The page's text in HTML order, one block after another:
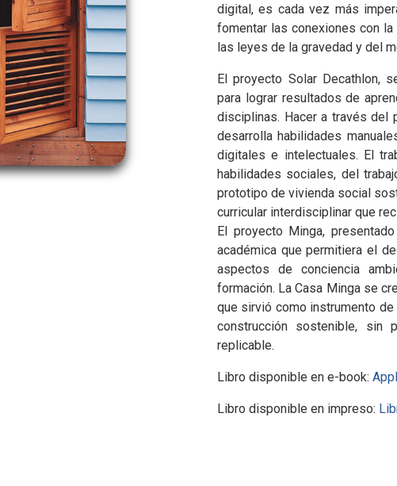
digital, es cada vez más
fomentar las conexiones con
las leyes de la gravedad y del
El proyecto Solar Decathlon,
para lograr resultados de
disciplinas. Hacer a través del
desarrolla habilidades
digitales e intelectuales. El
habilidades sociales, del
prototipo de vivienda social
curricular interdisciplinar que
El proyecto Minga,
académica que permitiera el
aspectos de conciencia
formación. La Casa Minga se
que sirvió como instrumento
construcción sostenible, sin
replicable.
Libro disponible en e-book:
Libro disponible en impreso: